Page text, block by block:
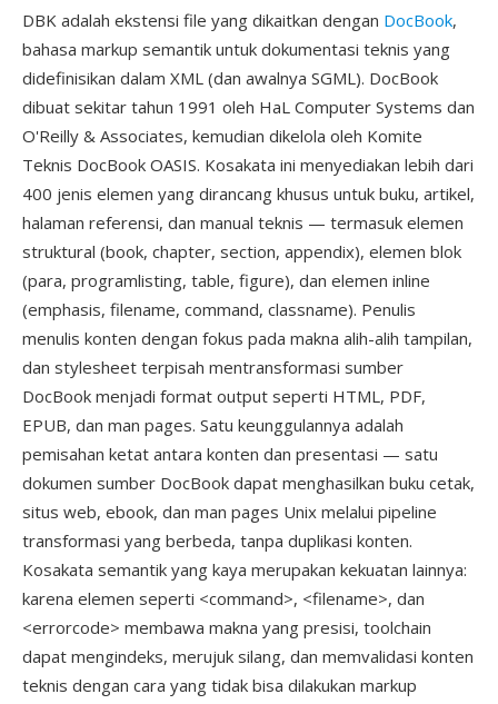
DBK adalah ekstensi file yang dikaitkan dengan DocBook,
bahasa markup semantik untuk dokumentasi teknis yang
didefinisikan dalam XML (dan awalnya SGML). DocBook
dibuat sekitar tahun 1991 oleh HaL Computer Systems dan
O'Reilly & Associates, kemudian dikelola oleh Komite
Teknis DocBook OASIS. Kosakata ini menyediakan lebih dari
400 jenis elemen yang dirancang khusus untuk buku, artikel,
halaman referensi, dan manual teknis — termasuk elemen
struktural (book, chapter, section, appendix), elemen blok
(para, programlisting, table, figure), dan elemen inline
(emphasis, filename, command, classname). Penulis
menulis konten dengan fokus pada makna alih-alih tampilan,
dan stylesheet terpisah mentransformasi sumber
DocBook menjadi format output seperti HTML, PDF,
EPUB, dan man pages. Satu keunggulannya adalah
pemisahan ketat antara konten dan presentasi — satu
dokumen sumber DocBook dapat menghasilkan buku cetak,
situs web, ebook, dan man pages Unix melalui pipeline
transformasi yang berbeda, tanpa duplikasi konten.
Kosakata semantik yang kaya merupakan kekuatan lainnya:
karena elemen seperti <command>, <filename>, dan
<errorcode> membawa makna yang presisi, toolchain
dapat mengindeks, merujuk silang, dan memvalidasi konten
teknis dengan cara yang tidak bisa dilakukan markup